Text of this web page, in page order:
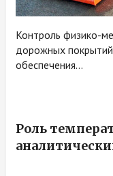
Контроль физико-
дорожных
обеспечения...
Роль